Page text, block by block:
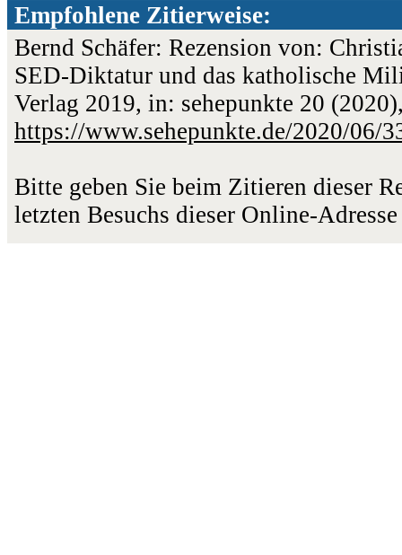
Empfohlene Zitierweise:
Bernd Schäfer: Rezension von:
SED-Diktatur und das katholische
Verlag 2019, in: sehepunkte 20
https://www.sehepunkte.de/2020/06/
Bitte geben Sie beim Zitieren dieser
letzten Besuchs dieser Online-Adresse